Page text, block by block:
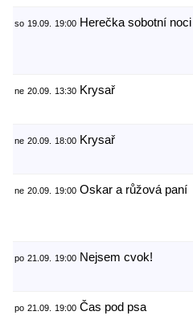
so 19.09. 19:00 Herečka sobotní noci
ne 20.09. 13:30 Krysař
ne 20.09. 18:00 Krysař
ne 20.09. 19:00 Oskar a růžová paní
po 21.09. 19:00 Nejsem cvok!
po 21.09. 19:00 Čas pod psa